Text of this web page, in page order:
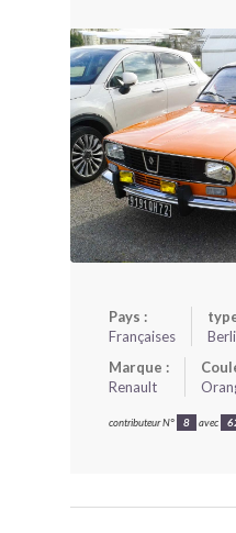
Pays :
Françaises
Marque :
Renault
contributeur N° 8 avec